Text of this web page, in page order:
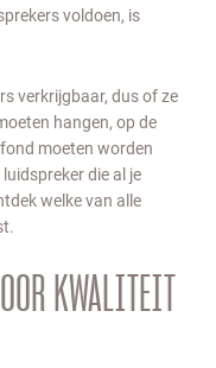
voldoen, is
verkrijgbaar, dus of ze
hangen, op de
moeten worden
die al je
welke van alle
KWALITEIT